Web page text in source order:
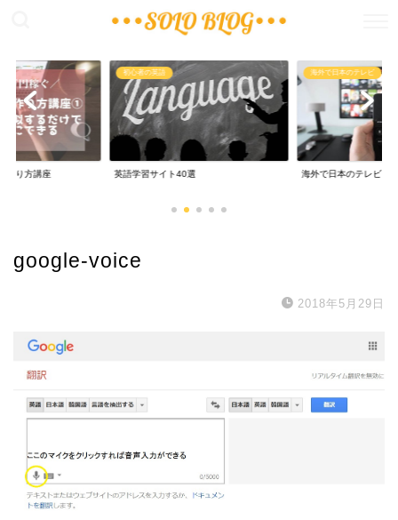
作り方講座
初心者の英語
英語学習サイト40選
海外で日本のテレビ
海外で日本のテレビ
google-voice
2018年5月29日